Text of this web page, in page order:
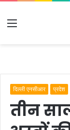
Menu
दिल्ली एनसीआर प्रदेश
तीन